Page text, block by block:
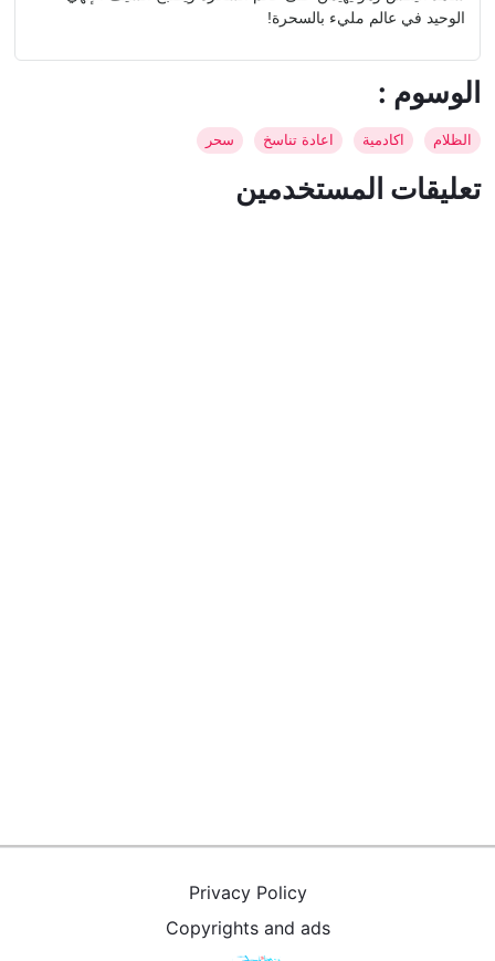
الوحيد في عالم مليء بالسحرة!
: الوسوم
الظلام اكادمية اعادة تناسخ سحر
تعليقات المستخدمين
Privacy Policy
Copyrights and ads